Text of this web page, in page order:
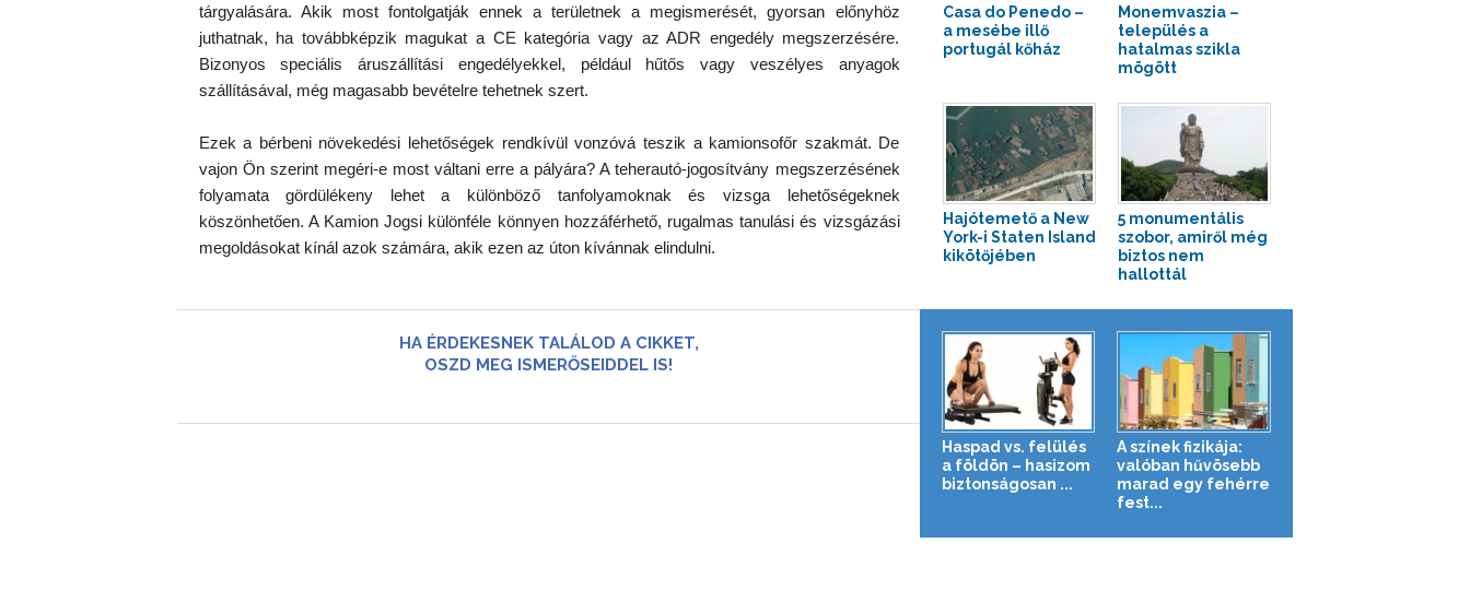
tárgyalására. Akik most fontolgatják ennek a területnek a megismerését, gyorsan előnyhöz
juthatnak, ha továbbképzik magukat a CE kategória vagy az ADR engedély megszerzésére.
Bizonyos speciális áruszállítási engedélyekkel, például hűtős vagy veszélyes anyagok
szállításával, még magasabb bevételre tehetnek szert.
Ezek a bérbeni növekedési lehetőségek rendkívül vonzóvá teszik a kamionsofőr szakmát. De
vajon Ön szerint megéri-e most váltani erre a pályára? A teherautó-jogosítvány megszerzésének
folyamata gördülékeny lehet a különböző tanfolyamoknak és vizsga lehetőségeknek
köszönhetően. A Kamion Jogsi különféle könnyen hozzáférhető, rugalmas tanulási és vizsgázási
megoldásokat kínál azok számára, akik ezen az úton kívánnak elindulni.
HA ÉRDEKESNEK TALÁLOD A CIKKET,
OSZD MEG ISMERŐSEIDDEL IS!
Casa do Penedo –
a mesébe illő
portugál kőház
Monemvaszia –
település a
hatalmas szikla
mögött
Hajótemető a New
York-i Staten Island
kikötőjében
5 monumentális
szobor, amiről még
biztos nem
hallottál
Haspad vs. felülés
a földön – hasizom
biztonságosan ...
A színek fizikája:
valóban hűvösebb
marad egy fehérre
fest...